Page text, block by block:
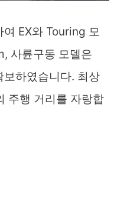
EX와 Touring 모
사륜구동 모델은
하였습니다. 최상
주행 거리를 자랑합